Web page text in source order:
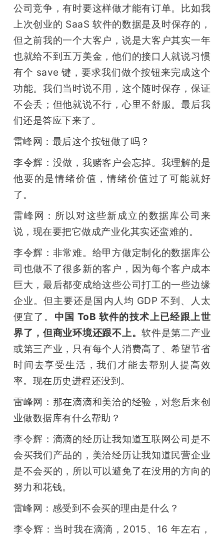
公司竞争，有时要这样做才能有订单。比如我
上次创业的 SaaS 软件的数据是及时保存的，
但之前我的一个大客户，说是大客户其实一年
也就给不到五万美金，他们的接口人就说习惯
有个 save 键，要求我们做个按钮来完成这个
功能。我们当时说不用，这个随时保存，保证
不会丢；但他就说不行，心里不舒服。最后我
们还是答应下来了。
雷峰网：最后这个按钮做了吗？
李令辉：没做，我赌客户会忘掉。我理解的是
他要的是情绪价值，情绪价值过了可能就好
了。
雷峰网：所以对这些新成立的数据库公司来
说，现在要把它做成产业化其实还蛮难的。
李令辉：非常难。给甲方做定制化的数据库公
司也做不了很多新的客户，因为每个客户成本
巨大，最后都变成给这些公司打工的一些边缘
企业。但主要还是国内人均 GDP 不到、人太
便宜了。 中国 ToB 软件的技术上已经跟上世
界了，但商业环境还跟不上。软件是第二产业
或第三产业，只有每个人消费高了、希望节省
时间去享受生活，我们才能去帮别人提高效
率。现在历史进程还没到。
雷峰网：那在滴滴和美洽的经验，对您后来创
业做数据库有什么帮助？
李令辉：滴滴的经历让我知道互联网公司是不
会买我们产品的，美洽经历让我知道民营企业
是不会买的，所以可以避免了在没用的方向的
努力和花钱。
雷峰网：感受到不会买的理由是什么？
李令辉：当时我在滴滴，2015、16 年左右，